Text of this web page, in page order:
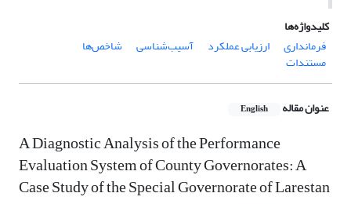
کلیدواژه‌ها
فرمانداری‌
ارزیابی عملکرد آسیب‌شناسی شاخص‌ها
مستندات
عنوان مقاله English
A Diagnostic Analysis of the Performance
Evaluation System of County Governorates: A
Case Study of the Special Governorate of Larestan